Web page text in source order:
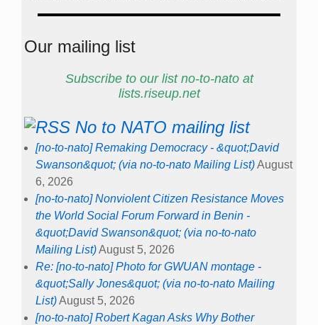
Our mailing list
Subscribe to our list no-to-nato at
lists.riseup.net
No to NATO mailing list
[no-to-nato] Remaking Democracy - &quot;David
Swanson&quot; (via no-to-nato Mailing List)August
6, 2026
[no-to-nato] Nonviolent Citizen Resistance Moves
the World Social Forum Forward in Benin -
&quot;David Swanson&quot; (via no-to-nato
Mailing List)August 5, 2026
Re: [no-to-nato] Photo for GWUAN montage -
&quot;Sally Jones&quot; (via no-to-nato Mailing
List)August 5, 2026
[no-to-nato] Robert Kagan Asks Why Bother